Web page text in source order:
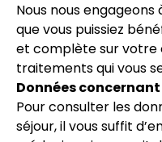
Nous nous
que vous puissiez
et complète sur votre
traitements qui vous
Données
Pour consulter les
séjour, il vous suffit